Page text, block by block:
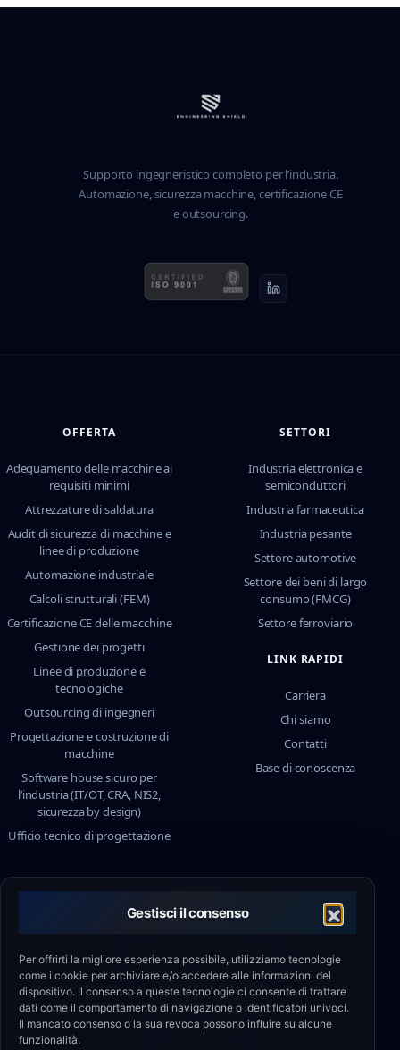
Gestisci il consenso
Per offrirti la migliore esperienza possibile, utilizziamo tecnologie
come i cookie per archiviare e/o accedere alle informazioni del
dispositivo. Il consenso a queste tecnologie ci consente di trattare
dati come il comportamento di navigazione o identificatori univoci.
Il mancato consenso o la sua revoca possono influire su alcune
funzionalità.
Supporto ingegneristico completo per l’industria.
Automazione, sicurezza macchine, certificazione CE
e outsourcing.
OFFERTA
Adeguamento delle macchine ai
requisiti minimi
Attrezzature di saldatura
Audit di sicurezza di macchine e
linee di produzione
Automazione industriale
Calcoli strutturali (FEM)
Certificazione CE delle macchine
Gestione dei progetti
Linee di produzione e
tecnologiche
Outsourcing di ingegneri
Progettazione e costruzione di
macchine
Software house sicuro per
l’industria (IT/OT, CRA, NIS2,
sicurezza by design)
Ufficio tecnico di progettazione
SETTORI
Industria elettronica e
semiconduttori
Industria farmaceutica
Industria pesante
Settore automotive
Settore dei beni di largo
consumo (FMCG)
Settore ferroviario
LINK RAPIDI
Carriera
Chi siamo
Contatti
Base di conoscenza
CONTATTO
ul. Milionowa 4b, 93-102 Łódź
SUPPORTO
+48 790 336 664